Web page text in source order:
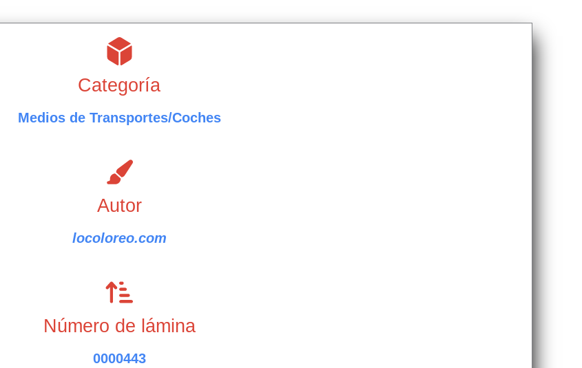
Categoría
Medios de Transportes/Coches
Autor
locoloreo.com
Número de lámina
0000443